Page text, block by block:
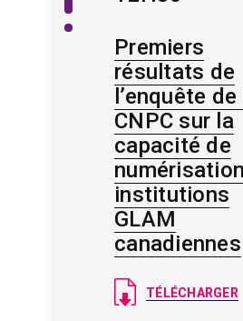
Premiers
résultats de
l’enquête
CNPC sur la
capacité de
institutions
GLAM
canadiennes
Document
TÉLÉCHARGER